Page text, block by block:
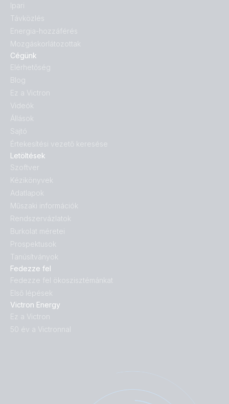
Fedezze fel
Fedezze fel ökoszisztémánkat
Első lépések
Victron Energy
Ez a Victron
50 év a Victronnal
Letöltések
Szoftver
Kézikönyvek
Adatlapok
Műszaki információk
Rendszervázlatok
Burkolat méretei
Prospektusok
Tanúsítványok
Ipari
Távközlés
Energia-hozzáférés
Mozgáskorlátozottak
Cégünk
Elérhetőség
Blog
Ez a Victron
Videók
Állások
Sajtó
Értekesítési vezető keresése